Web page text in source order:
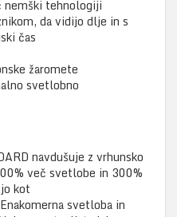
nemški tehnologiji
da vidijo dlje in s
čas
žaromete
svetlobno
navdušuje z vrhunsko
več svetlobe in 300%
kot
svetloba in